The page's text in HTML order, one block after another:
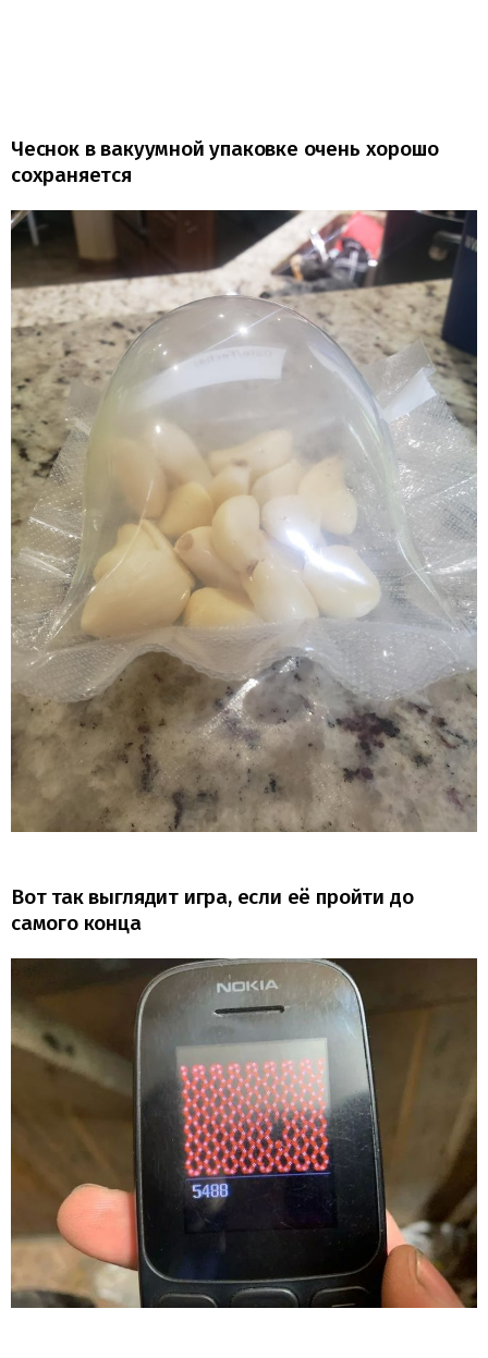
Чеснок в вакуумной упаковке очень хорошо
сохраняется
Вот так выглядит игра, если её пройти до
самого конца